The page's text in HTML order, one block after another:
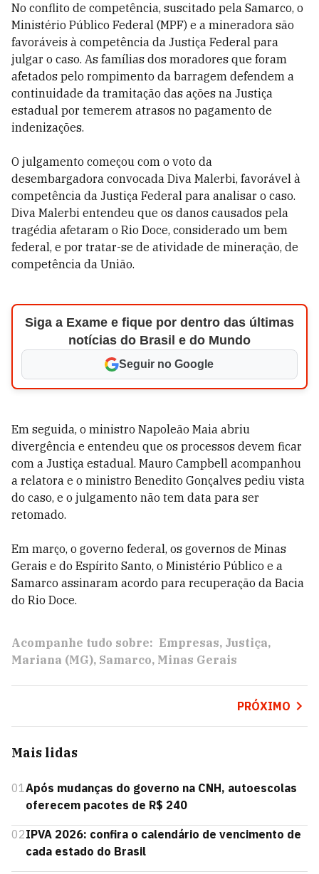
No conflito de competência, suscitado pela Samarco, o
Ministério Público Federal (MPF) e a mineradora são
favoráveis à competência da Justiça Federal para
julgar o caso. As famílias dos moradores que foram
afetados pelo rompimento da barragem defendem a
continuidade da tramitação das ações na Justiça
estadual por temerem atrasos no pagamento de
indenizações.
O julgamento começou com o voto da
desembargadora convocada Diva Malerbi, favorável à
competência da Justiça Federal para analisar o caso.
Diva Malerbi entendeu que os danos causados pela
tragédia afetaram o Rio Doce, considerado um bem
federal, e por tratar-se de atividade de mineração, de
competência da União.
Siga a Exame e fique por dentro das últimas
notícias do Brasil e do Mundo
Seguir no Google
Em seguida, o ministro Napoleão Maia abriu
divergência e entendeu que os processos devem ficar
com a Justiça estadual. Mauro Campbell acompanhou
a relatora e o ministro Benedito Gonçalves pediu vista
do caso, e o julgamento não tem data para ser
retomado.
Em março, o governo federal, os governos de Minas
Gerais e do Espírito Santo, o Ministério Público e a
Samarco assinaram acordo para recuperação da Bacia
do Rio Doce.
Acompanhe tudo sobre: Empresas Justiça
Mariana (MG) Samarco Minas Gerais
PRÓXIMO
Mais lidas
01Após mudanças do governo na CNH, autoescolas
oferecem pacotes de R$ 240
02IPVA 2026: confira o calendário de vencimento de
cada estado do Brasil